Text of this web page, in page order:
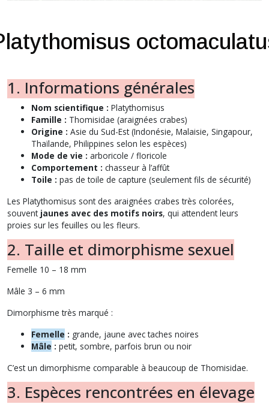
1. Informations générales
Nom scientifique : Platythomisus
Famille : Thomisidae (araignées crabes)
Origine : Asie du Sud-Est (Indonésie, Malaisie, Singapour,
Thaïlande, Philippines selon les espèces)
Mode de vie : arboricole / floricole
Comportement : chasseur à l’affût
Toile : pas de toile de capture (seulement fils de sécurité)
Les Platythomisus sont des araignées crabes très colorées,
souvent jaunes avec des motifs noirs, qui attendent leurs
proies sur les feuilles ou les fleurs.
2. Taille et dimorphisme sexuel
Femelle 10 – 18 mm
Mâle 3 – 6 mm
Dimorphisme très marqué :
Femelle : grande, jaune avec taches noires
Mâle : petit, sombre, parfois brun ou noir
C’est un dimorphisme comparable à beaucoup de Thomisidae.
3. Espèces rencontrées en élevage